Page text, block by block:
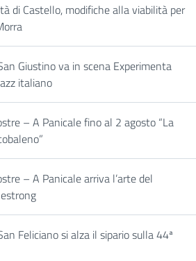
di Castello, modifiche alla viabilità per
Giustino va in scena Experimenta
italiano
– A Panicale fino al 2 agosto “La
– A Panicale arriva l’arte del
Feliciano si alza il sipario sulla 44ª